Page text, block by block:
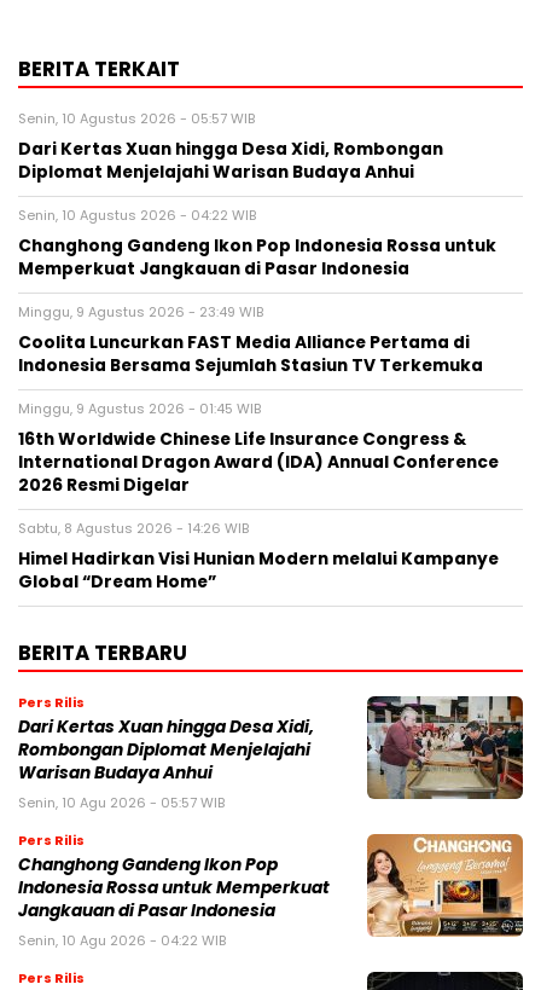
BERITA TERKAIT
Senin, 10 Agustus 2026 - 05:57 WIB
Dari Kertas Xuan hingga Desa Xidi, Rombongan
Diplomat Menjelajahi Warisan Budaya Anhui
Senin, 10 Agustus 2026 - 04:22 WIB
Changhong Gandeng Ikon Pop Indonesia Rossa untuk
Memperkuat Jangkauan di Pasar Indonesia
Minggu, 9 Agustus 2026 - 23:49 WIB
Coolita Luncurkan FAST Media Alliance Pertama di
Indonesia Bersama Sejumlah Stasiun TV Terkemuka
Minggu, 9 Agustus 2026 - 01:45 WIB
16th Worldwide Chinese Life Insurance Congress &
International Dragon Award (IDA) Annual Conference
2026 Resmi Digelar
Sabtu, 8 Agustus 2026 - 14:26 WIB
Himel Hadirkan Visi Hunian Modern melalui Kampanye
Global “Dream Home”
BERITA TERBARU
Pers Rilis
Dari Kertas Xuan hingga Desa Xidi,
Rombongan Diplomat Menjelajahi
Warisan Budaya Anhui
Senin, 10 Agu 2026 - 05:57 WIB
Pers Rilis
Changhong Gandeng Ikon Pop
Indonesia Rossa untuk Memperkuat
Jangkauan di Pasar Indonesia
Senin, 10 Agu 2026 - 04:22 WIB
Pers Rilis